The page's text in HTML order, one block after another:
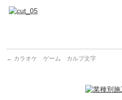
← カラオケ ゲーム カルプ文字